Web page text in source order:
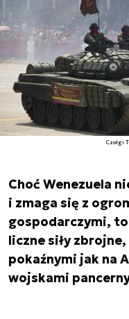
Czołgi
Choć Wenezuela
i zmaga się z
gospodarczymi,
liczne siły
pokaźnymi jak na
wojskami